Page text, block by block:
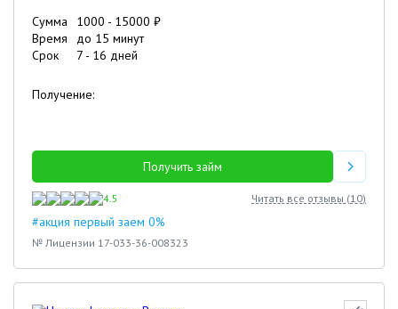
Сумма 1000 - 15000 ₽
Время
до 15 минут
Срок
7 - 16 дней
Получение:
Получить займ
4.5 Читать все отзывы (10)
#акция первый заем 0%
№ Лицензии 17-033-36-008323